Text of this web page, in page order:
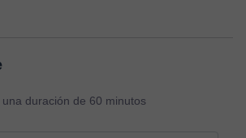
duración de 60 minutos